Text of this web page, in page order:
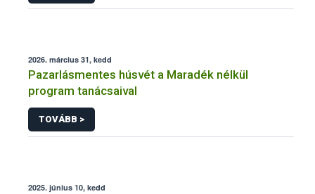
2026. március 31, kedd
Pazarlásmentes húsvét a Maradék nélkül
program tanácsaival
TOVÁBB >
2025. június 10, kedd